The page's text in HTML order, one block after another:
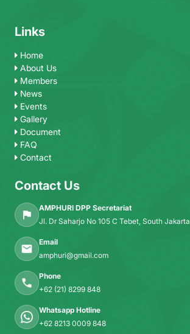
Links
Home
About Us
Members
News
Events
Gallery
Document
FAQ
Contact
Contact Us
AMPHURI DPP Secretariat
Jl. Dr Saharjo No 105 C Tebet, South Jakarta
Email
amphuri@gmail.com
Phone
+62 (21) 8299 848
Whatsapp Hotline
+62 8213 0009 848